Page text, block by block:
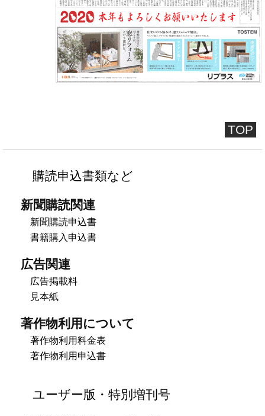
TOP
購読申込書類など
新聞購読関連
新聞購読申込書
書籍購入申込書
広告関連
広告掲載料
見本紙
著作物利用について
著作物利用料金表
著作物利用申込書
ユーザー版・特別増刊号